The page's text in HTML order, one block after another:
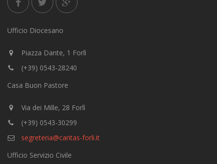
Ufficio Diocesano
Piazza Dante, 1 Forlì
(+39) 0543-28240
Casa Buon Pastore
Via dei Mille, 28 Forlì
(+39) 0543-30299
segreteria@caritas-forli.it
Ufficio Servizio Civile